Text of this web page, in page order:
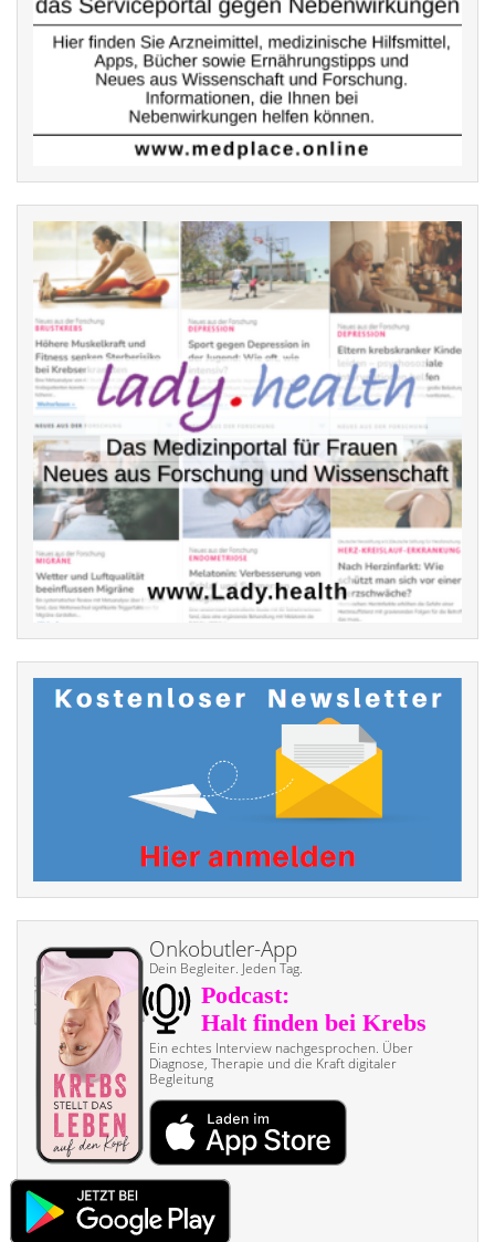
Onkobutler-App
Dein Begleiter. Jeden Tag.
Ein echtes Interview nach­gesprochen. Über
Diagnose, Therapie und die Kraft digitaler
Begleitung